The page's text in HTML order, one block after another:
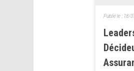
Publié le : 18/